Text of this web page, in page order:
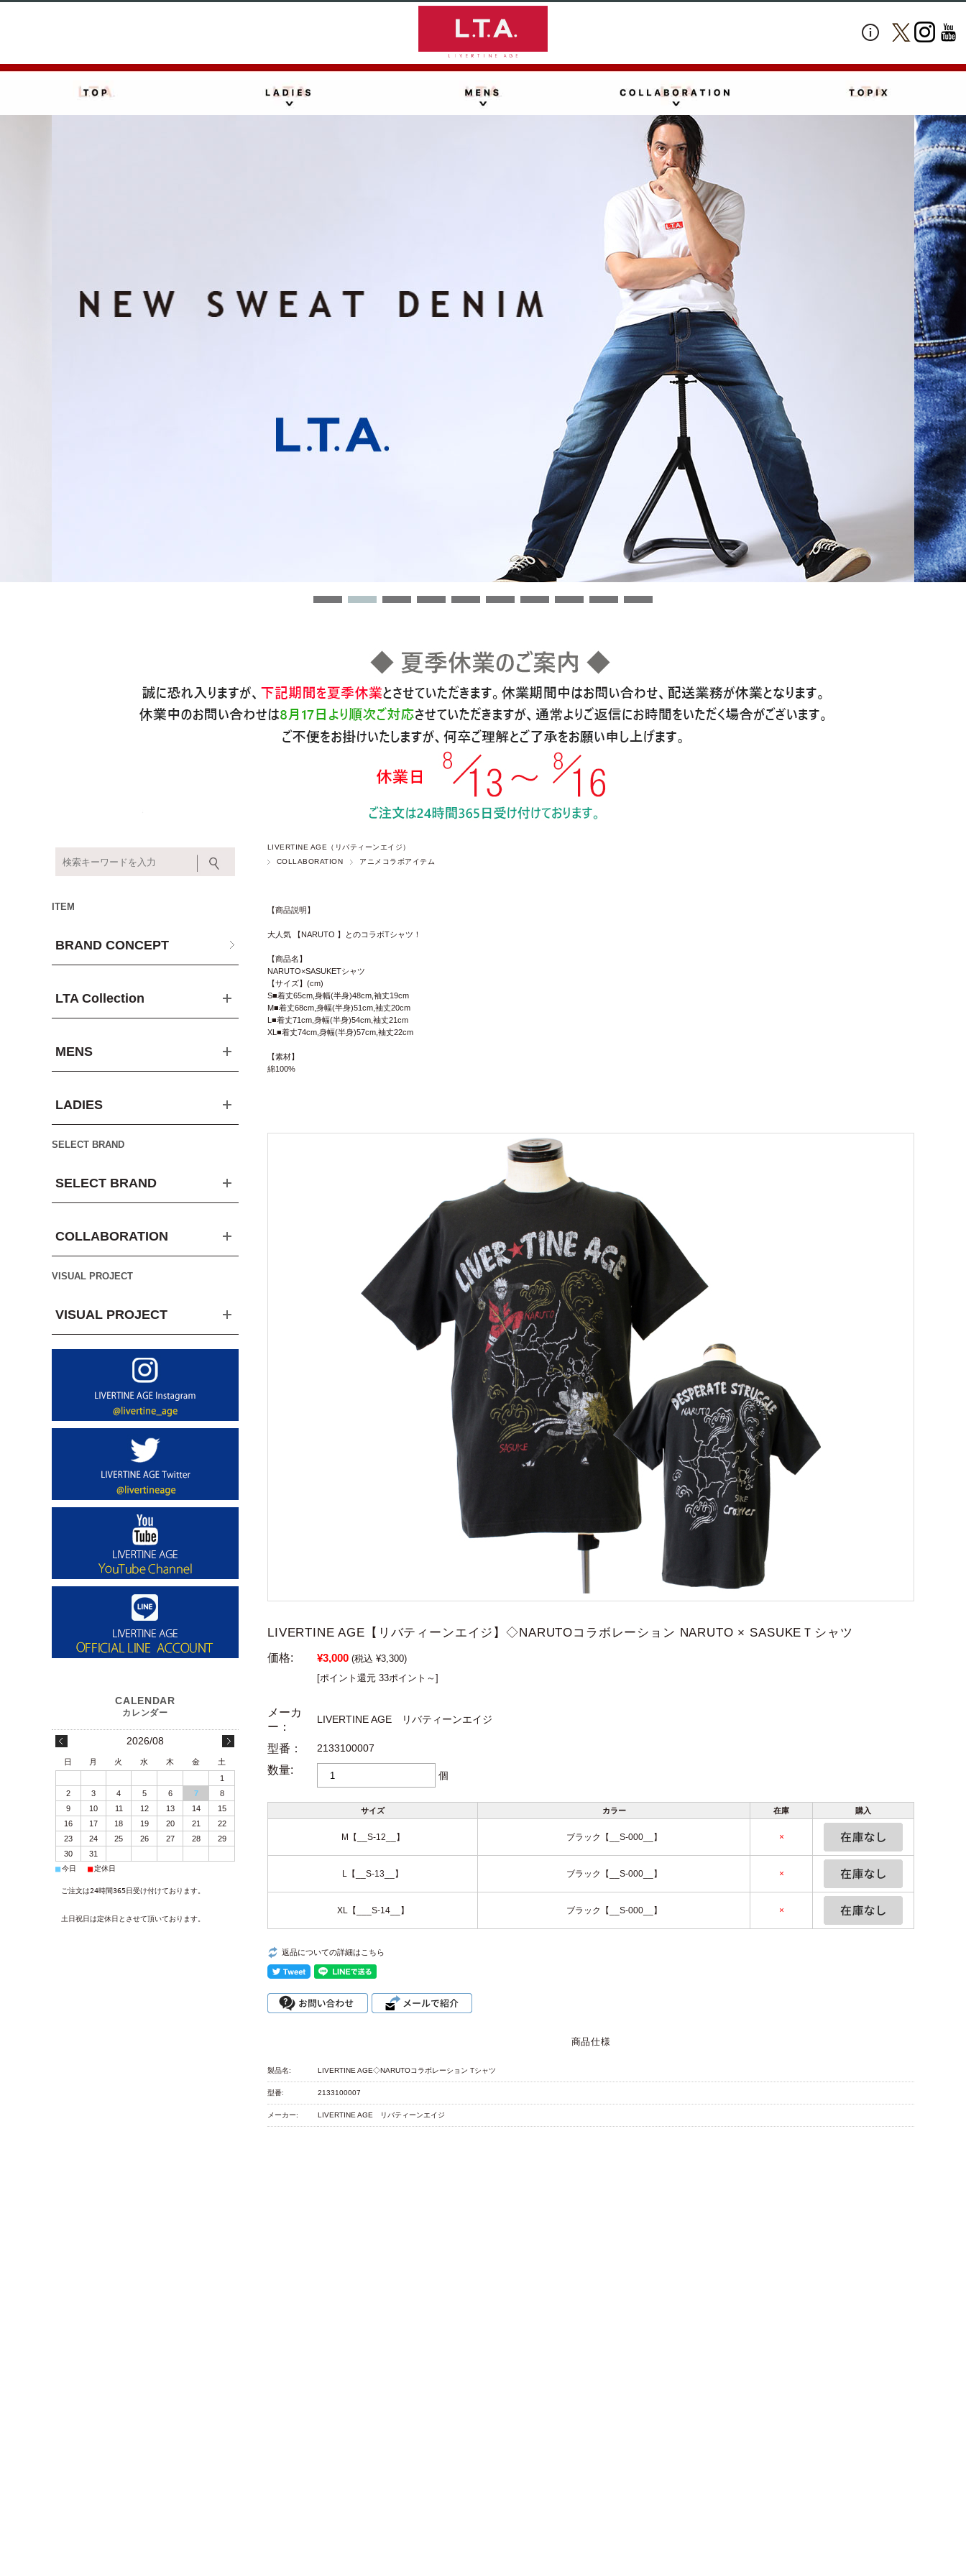
LIVERTINE AGE（リバティーンエイジ）
COLLABORATION
アニメコラボアイテム
【商品説明】
大人気 【NARUTO 】とのコラボTシャツ！
【商品名】
NARUTO×SASUKETシャツ
【サイズ】(cm)
S■着丈65cm,身幅(半身)48cm,袖丈19cm
M■着丈68cm,身幅(半身)51cm,袖丈20cm
L■着丈71cm,身幅(半身)54cm,袖丈21cm
XL■着丈74cm,身幅(半身)57cm,袖丈22cm
【素材】
綿100%
LIVERTINE AGE【リバティーンエイジ】◇NARUTOコラボレーション NARUTO × SASUKEＴシャツ
価格: ¥3,000 (税込 ¥3,300)
[ポイント還元 33ポイント～]
メーカ
ー：
LIVERTINE AGE リバティーンエイジ
型番： 2133100007
数量: 個
サイズ カラー 在庫 購入
M【__S-12__】 ブラック【__S-000__】 ×
L【__S-13__】 ブラック【__S-000__】 ×
XL【___S-14__】 ブラック【__S-000__】 ×
返品についての詳細はこちら
商品仕様
製品名: LIVERTINE AGE◇NARUTOコラボレーション Tシャツ
型番: 2133100007
メーカー: LIVERTINE AGE リバティーンエイジ
ITEM
BRAND CONCEPT
LTA Collection
MENS
LADIES
SELECT BRAND
SELECT BRAND
COLLABORATION
VISUAL PROJECT
VISUAL PROJECT
2026/08
日 月 火 水 木 金
土
1
2
3 4 5 6 7
8
9
10 11 12 13 14
15
16
17 18 19 20 21
22
23
24 25 26 27 28
29
30
31
■今日 ■定休日
ご注文は24時間365日受け付けております。
土日祝日は定休日とさせて頂いております。